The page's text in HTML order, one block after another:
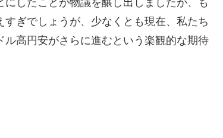
ぎでしょうが、少なくとも現在、私たち
高円安がさらに進むという楽観的な期待